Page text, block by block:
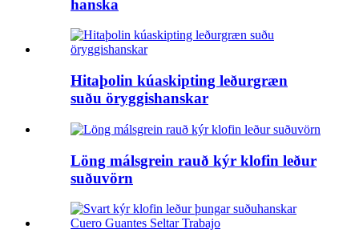
hanska
Hitaþolin kúaskipting leðurgræn
suðu öryggishanskar
Löng málsgrein rauð kýr klofin leður
suðuvörn